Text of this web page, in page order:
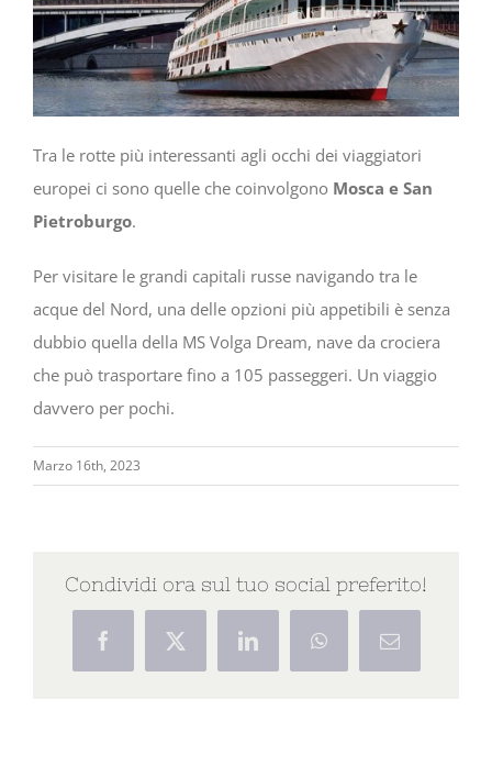
Tra le rotte più interessanti agli occhi dei viaggiatori
europei ci sono quelle che coinvolgono Mosca e San
Pietroburgo.
Per visitare le grandi capitali russe navigando tra le
acque del Nord, una delle opzioni più appetibili è senza
dubbio quella della MS Volga Dream, nave da crociera
che può trasportare fino a 105 passeggeri. Un viaggio
davvero per pochi.
Marzo 16th, 2023
Condividi ora sul tuo social preferito!
FacebookX LinkedInWhatsAppEmail